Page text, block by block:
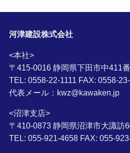
河津建設株式会社
<本社>
〒415-0016 静岡県下田市中411
TEL: 0558-22-1111 FAX: 0558-
代表メール：kwz@kawaken.jp
<沼津支店>
〒410-0873 静岡県沼津市大諏訪
TEL: 055-921-4658 FAX: 055-